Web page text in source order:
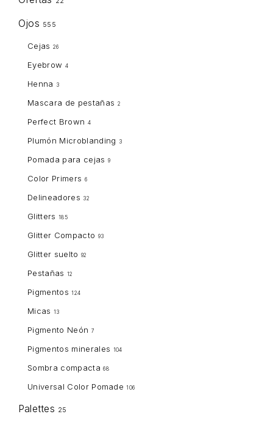
Ojos 555
Cejas 26
Eyebrow 4
Henna 3
Mascara de pestañas 2
Perfect Brown 4
Plumón Microblanding 3
Pomada para cejas 9
Color Primers 6
Delineadores 32
Glitters 185
Glitter Compacto 93
Glitter suelto 92
Pestañas 12
Pigmentos 124
Micas 13
Pigmento Neón 7
Pigmentos minerales 104
Sombra compacta 68
Universal Color Pomade 106
Palettes 25